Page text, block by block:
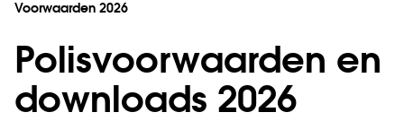
Voorwaarden 2026
Polisvoorwaarden en
downloads 2026